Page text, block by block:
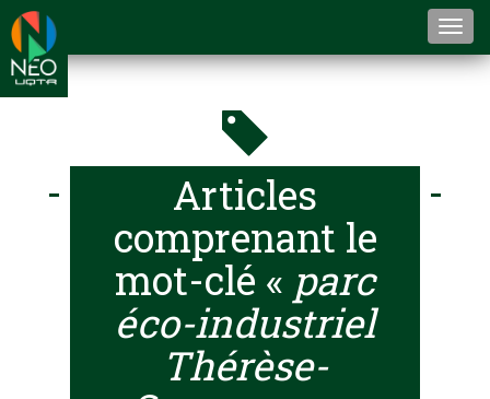
Articles
comprenant le
mot-clé « parc
éco-industriel
Thérèse-